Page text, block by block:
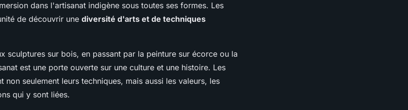
dans l'artisanat indigène sous toutes ses formes. Les
de découvrir une diversité d'arts et de techniques
sculptures sur bois, en passant par la peinture sur écorce ou la
est une porte ouverte sur une culture et une histoire. Les
non seulement leurs techniques, mais aussi les valeurs, les
qui y sont liées.